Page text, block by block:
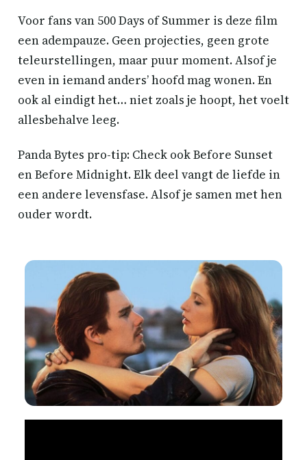
Voor fans van 500 Days of Summer is deze film
een adempauze. Geen projecties, geen grote
teleurstellingen, maar puur moment. Alsof je
even in iemand anders’ hoofd mag wonen. En
ook al eindigt het… niet zoals je hoopt, het voelt
allesbehalve leeg.
Panda Bytes pro-tip: Check ook Before Sunset
en Before Midnight. Elk deel vangt de liefde in
een andere levensfase. Alsof je samen met hen
ouder wordt.